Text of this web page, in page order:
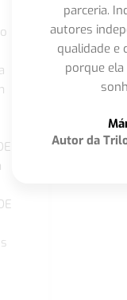
parceria.
autores
qualidade e
porque
Autor da